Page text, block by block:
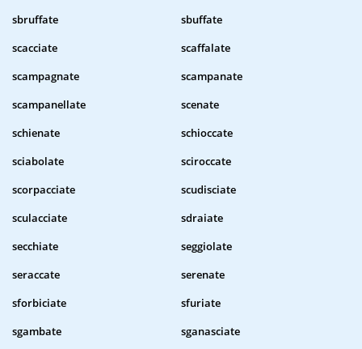
sbruffate
sbuffate
scacciate
scaffalate
scampagnate
scampanate
scampanellate
scenate
schienate
schioccate
sciabolate
sciroccate
scorpacciate
scudisciate
sculacciate
sdraiate
secchiate
seggiolate
seraccate
serenate
sforbiciate
sfuriate
sgambate
sganasciate